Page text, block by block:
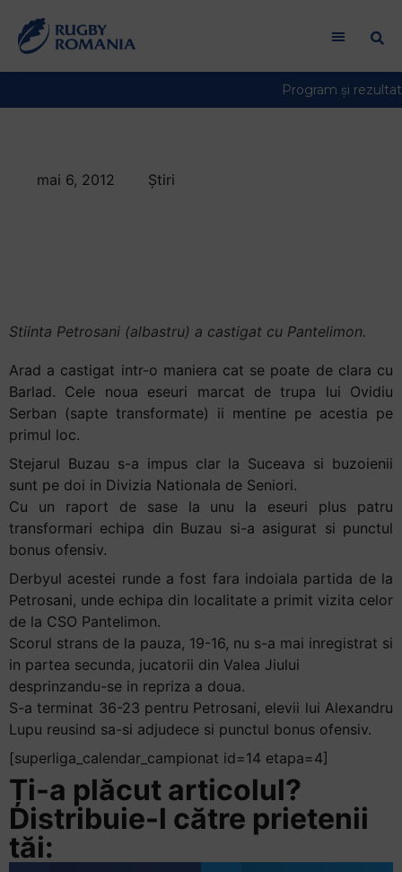
venit
cititorul
ecran
in
One
Accessibility,
apăsați
„Ctrl
Această
comandă
rapidă
activează
cititorul
de
ecran
pentru
vă
ajuta
să
navigați
să
interacționați
mai 6, 2012 Știri
Stiinta Petrosani (albastru) a castigat cu Pantelimon.
Arad a castigat intr-o maniera cat se poate de clara cu
Barlad. Cele noua eseuri marcat de trupa lui Ovidiu
Serban (sapte transformate) ii mentine pe acestia pe
primul loc.
Stejarul Buzau s-a impus clar la Suceava si buzoienii
sunt pe doi in Divizia Nationala de Seniori.
Cu un raport de sase la unu la eseuri plus patru
transformari echipa din Buzau si-a asigurat si punctul
bonus ofensiv.
Derbyul acestei runde a fost fara indoiala partida de la
Petrosani, unde echipa din localitate a primit vizita celor
de la CSO Pantelimon.
Scorul strans de la pauza, 19-16, nu s-a mai inregistrat si
in partea secunda, jucatorii din Valea Jiului
desprinzandu-se in repriza a doua.
S-a terminat 36-23 pentru Petrosani, elevii lui Alexandru
Lupu reusind sa-si adjudece si punctul bonus ofensiv.
[superliga_calendar_campionat id=14 etapa=4]
Ți-a plăcut articolul?
Distribuie-l către prietenii
tăi: